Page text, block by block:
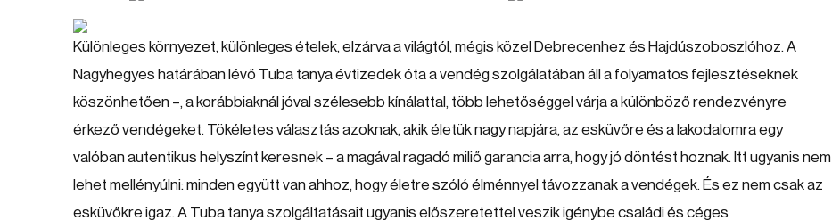
Különleges környezet, különleges ételek, elzárva a világtól, mégis közel Debrecenhez és Hajdúszoboszlóhoz. A
Nagyhegyes határában lévő Tuba tanya évtizedek óta a vendég szolgálatában áll a folyamatos fejlesztéseknek
köszönhetően –, a korábbiaknál jóval szélesebb kínálattal, több lehetőséggel várja a különböző rendezvényre
érkező vendégeket. Tökéletes választás azoknak, akik életük nagy napjára, az esküvőre és a lakodalomra egy
valóban autentikus helyszínt keresnek – a magával ragadó miliő garancia arra, hogy jó döntést hoznak. Itt ugyanis nem
lehet mellényúlni: minden együtt van ahhoz, hogy életre szóló élménnyel távozzanak a vendégek. És ez nem csak az
esküvőkre igaz. A Tuba tanya szolgáltatásait ugyanis előszeretettel veszik igénybe családi és céges